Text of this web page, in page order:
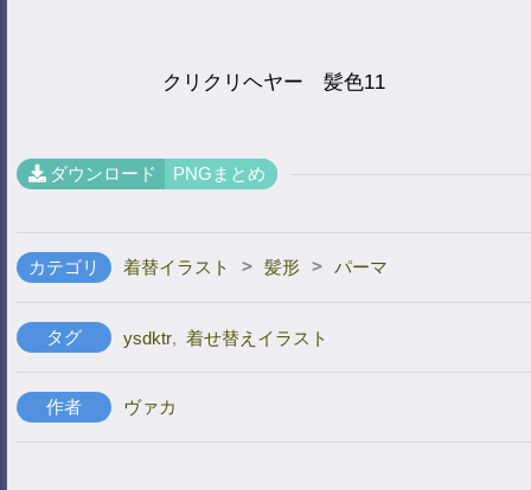
クリクリヘヤー 髪色11
ダウンロード PNGまとめ
カテゴリ 着替イラスト > 髪形 > パーマ
タグ ysdktr, 着せ替えイラスト
作者 ヴァカ